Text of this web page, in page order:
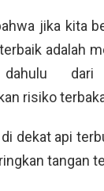
jika kita
adalah
risiko
dekat api
tangan